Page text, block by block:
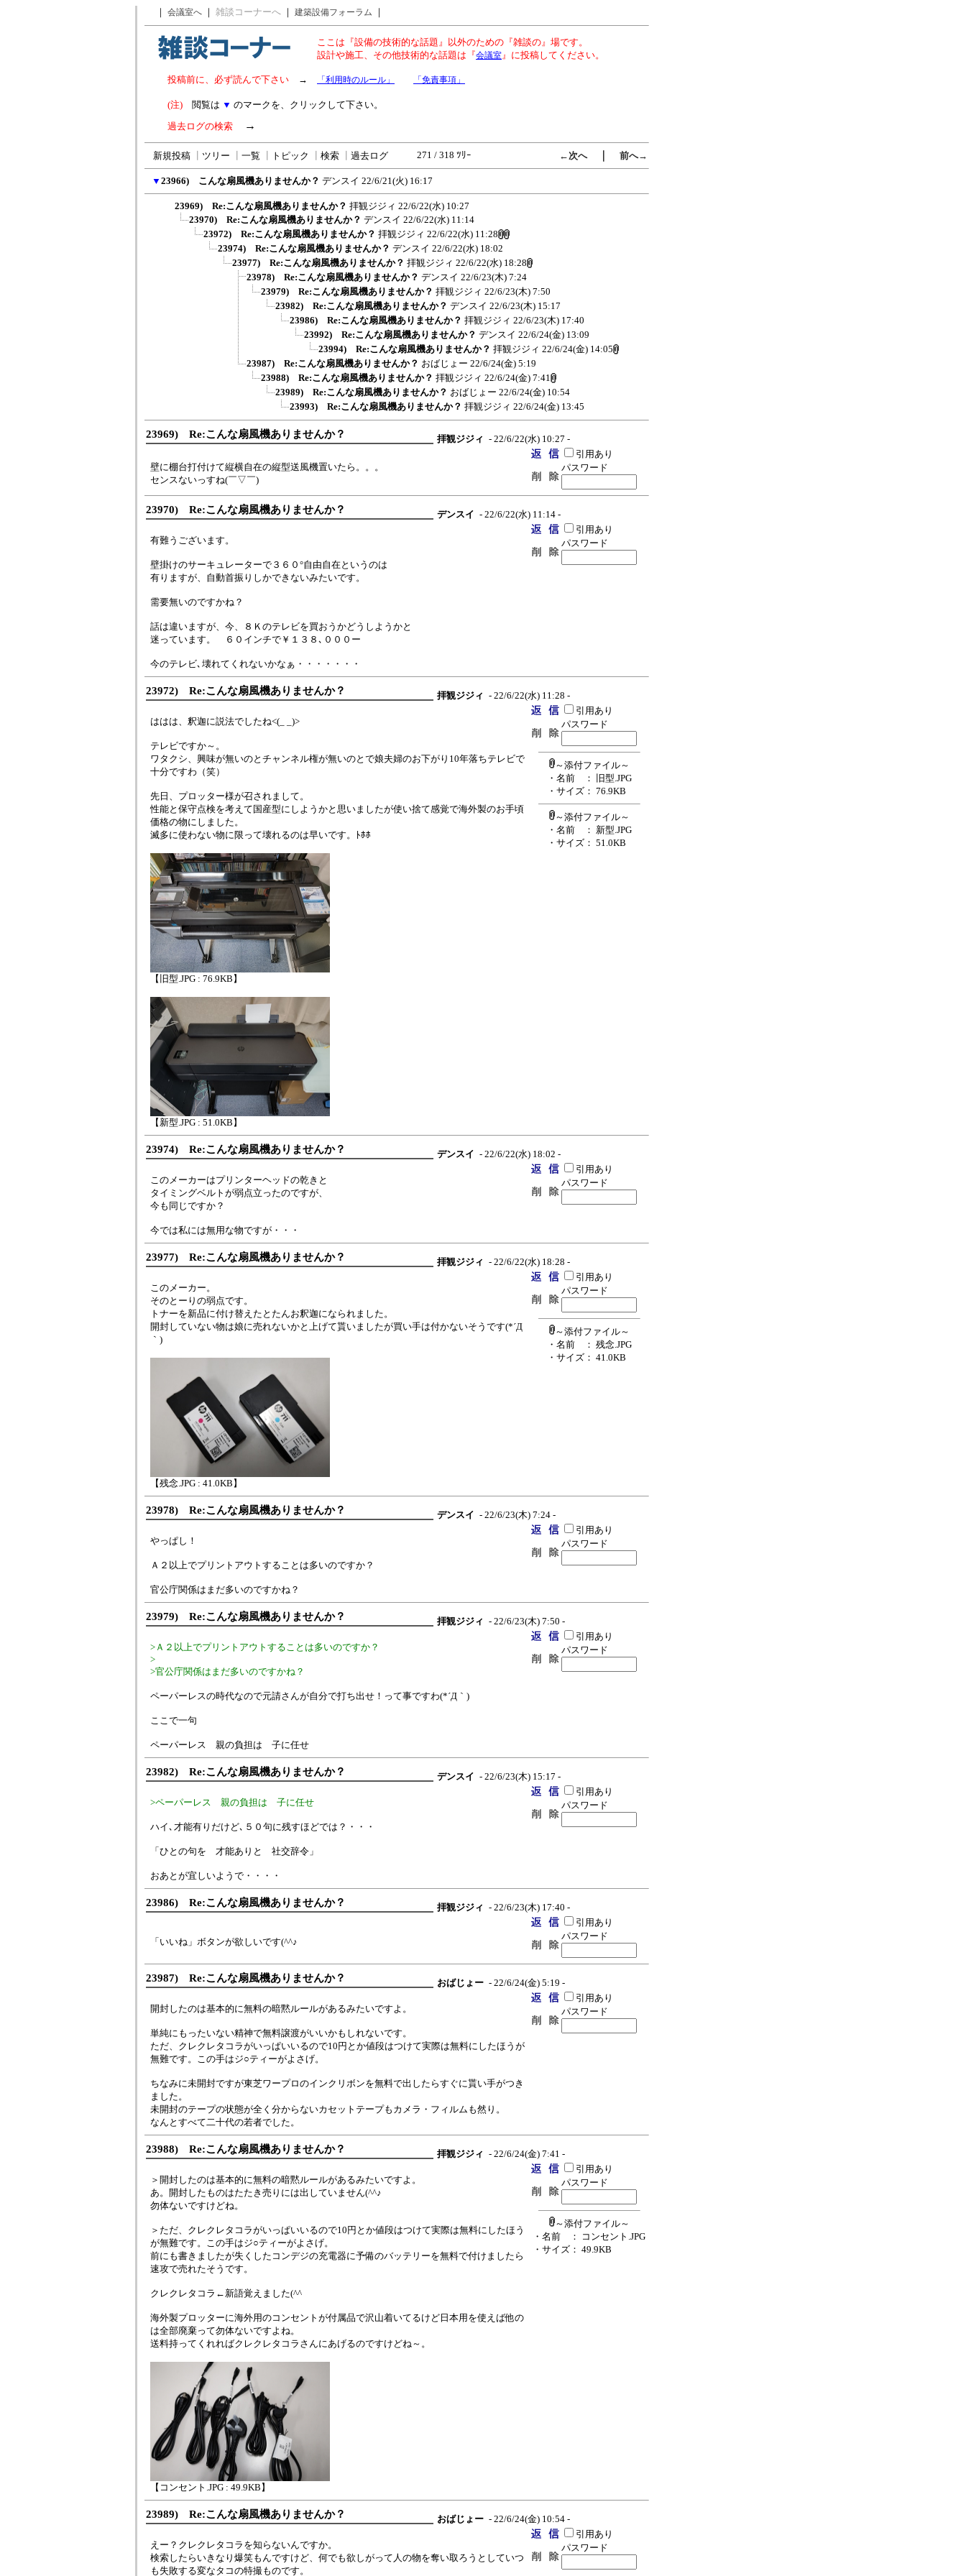
｜ 会議室へ ｜ 雑談コーナーへ ｜ 建築設備フォーラム ｜
ここは『設備の技術的な話題』以外のための『雑談の』場です。
設計や施工、その他技術的な話題は『会議室』に投稿してください。
投稿前に、必ず読んで下さい → 「利用時のルール」 「免責事項」
(注) 閲覧は ▼ のマークを、クリックして下さい。
過去ログの検索 →
新規投稿 ツリー 一覧 トピック 検索 過去ログ 271 / 318 ﾂﾘｰ ←次へ｜ 前へ→
▼ 23966) こんな扇風機ありませんか？ デンスイ 22/6/21(火) 16:17
23969) Re:こんな扇風機ありませんか？ 拝観ジジィ 22/6/22(水) 10:27
23970) Re:こんな扇風機ありませんか？ デンスイ 22/6/22(水) 11:14
23972) Re:こんな扇風機ありませんか？ 拝観ジジィ 22/6/22(水) 11:28
23974) Re:こんな扇風機ありませんか？ デンスイ 22/6/22(水) 18:02
23977) Re:こんな扇風機ありませんか？ 拝観ジジィ 22/6/22(水) 18:28
23978) Re:こんな扇風機ありませんか？ デンスイ 22/6/23(木) 7:24
23979) Re:こんな扇風機ありませんか？ 拝観ジジィ 22/6/23(木) 7:50
23982) Re:こんな扇風機ありませんか？ デンスイ 22/6/23(木) 15:17
23986) Re:こんな扇風機ありませんか？ 拝観ジジィ 22/6/23(木) 17:40
23992) Re:こんな扇風機ありませんか？ デンスイ 22/6/24(金) 13:09
23994) Re:こんな扇風機ありませんか？ 拝観ジジィ 22/6/24(金) 14:05
23987) Re:こんな扇風機ありませんか？ おばじょー 22/6/24(金) 5:19
23988) Re:こんな扇風機ありませんか？ 拝観ジジィ 22/6/24(金) 7:41
23989) Re:こんな扇風機ありませんか？ おばじょー 22/6/24(金) 10:54
23993) Re:こんな扇風機ありませんか？ 拝観ジジィ 22/6/24(金) 13:45
23969) Re:こんな扇風機ありませんか？ 拝観ジジィ - 22/6/22(水) 10:27 -
壁に棚台打付けて縦横自在の縦型送風機置いたら。。。
センスないっすね(￣▽￣)
引用あり
パスワード
23970) Re:こんな扇風機ありませんか？ デンスイ - 22/6/22(水) 11:14 -
有難うございます。
壁掛けのサーキュレーターで３６０°自由自在というのは
有りますが、自動首振りしかできないみたいです。
需要無いのですかね？
話は違いますが、今、８Ｋのテレビを買おうかどうしようかと
迷っています。 ６０インチで￥１３８､０００ー
今のテレビ､壊れてくれないかなぁ・・・・・・・
引用あり
パスワード
23972) Re:こんな扇風機ありませんか？ 拝観ジジィ - 22/6/22(水) 11:28 -
ははは、釈迦に説法でしたね<(_ _)>
テレビですか～。
ワタクシ、興味が無いのとチャンネル権が無いのとで娘夫婦のお下がり10年落ちテレビで
十分ですわ（笑）
先日、プロッター様が召されまして。
性能と保守点検を考えて国産型にしようかと思いましたが使い捨て感覚で海外製のお手頃
価格の物にしました。
滅多に使わない物に限って壊れるのは早いです。ﾄﾎﾎ
【旧型.JPG : 76.9KB】
【新型.JPG : 51.0KB】
引用あり
パスワード
～添付ファイル～
・名前
： 旧型.JPG
・サイズ： 76.9KB
～添付ファイル～
・名前
： 新型.JPG
・サイズ： 51.0KB
23974) Re:こんな扇風機ありませんか？ デンスイ - 22/6/22(水) 18:02 -
このメーカーはプリンターヘッドの乾きと
タイミングベルトが弱点立ったのですが、
今も同じですか？
今では私には無用な物ですが・・・
引用あり
パスワード
23977) Re:こんな扇風機ありませんか？ 拝観ジジィ - 22/6/22(水) 18:28 -
このメーカー。
そのとーりの弱点です。
トナーを新品に付け替えたとたんお釈迦になられました。
開封していない物は娘に売れないかと上げて貰いましたが買い手は付かないそうです(*´Д
｀)
【残念.JPG : 41.0KB】
引用あり
パスワード
～添付ファイル～
・名前
： 残念.JPG
・サイズ： 41.0KB
23978) Re:こんな扇風機ありませんか？ デンスイ - 22/6/23(木) 7:24 -
やっぱし！
Ａ２以上でプリントアウトすることは多いのですか？
官公庁関係はまだ多いのですかね？
引用あり
パスワード
23979) Re:こんな扇風機ありませんか？ 拝観ジジィ - 22/6/23(木) 7:50 -
>Ａ２以上でプリントアウトすることは多いのですか？
>
>官公庁関係はまだ多いのですかね？
ペーパーレスの時代なので元請さんが自分で打ち出せ！って事ですわ(*´Д｀)
ここで一句
ペーパーレス 親の負担は 子に任せ
引用あり
パスワード
23982) Re:こんな扇風機ありませんか？ デンスイ - 22/6/23(木) 15:17 -
>ペーパーレス 親の負担は 子に任せ
ハイ､才能有りだけど､５０句に残すほどでは？・・・
「ひとの句を 才能ありと 社交辞令」
おあとが宜しいようで・・・・
引用あり
パスワード
23986) Re:こんな扇風機ありませんか？ 拝観ジジィ - 22/6/23(木) 17:40 -
「いいね」ボタンが欲しいです(^^♪
引用あり
パスワード
23987) Re:こんな扇風機ありませんか？ おばじょー - 22/6/24(金) 5:19 -
開封したのは基本的に無料の暗黙ルールがあるみたいですよ。
単純にもったいない精神で無料譲渡がいいかもしれないです。
ただ、クレクレタコラがいっぱいいるので10円とか値段はつけて実際は無料にしたほうが
無難です。この手はジ○ティーがよさげ。
ちなみに未開封ですが東芝ワープロのインクリボンを無料で出したらすぐに貰い手がつき
ました。
未開封のテープの状態が全く分からないカセットテープもカメラ・フィルムも然り。
なんとすべて二十代の若者でした。
引用あり
パスワード
23988) Re:こんな扇風機ありませんか？ 拝観ジジィ - 22/6/24(金) 7:41 -
＞開封したのは基本的に無料の暗黙ルールがあるみたいですよ。
あ。開封したものはたたき売りには出していません(^^♪
勿体ないですけどね。
＞ただ、クレクレタコラがいっぱいいるので10円とか値段はつけて実際は無料にしたほう
が無難です。この手はジ○ティーがよさげ。
前にも書きましたが失くしたコンデジの充電器に予備のバッテリーを無料で付けましたら
速攻で売れたそうです。
クレクレタコラ←新語覚えました(^^ゞ
海外製プロッターに海外用のコンセントが付属品で沢山着いてるけど日本用を使えば他の
は全部廃棄って勿体ないですよね。
送料持ってくれればクレクレタコラさんにあげるのですけどね～。
【コンセント.JPG : 49.9KB】
引用あり
パスワード
～添付ファイル～
・名前
： コンセント.JPG
・サイズ ： 49.9KB
23989) Re:こんな扇風機ありませんか？ おばじょー - 22/6/24(金) 10:54 -
えー？クレクレタコラを知らないんですか。
検索したらいきなり爆笑もんですけど、何でも欲しがって人の物を奪い取ろうとしていつ
も失敗する変なタコの特撮ものです。
引用あり
パスワード